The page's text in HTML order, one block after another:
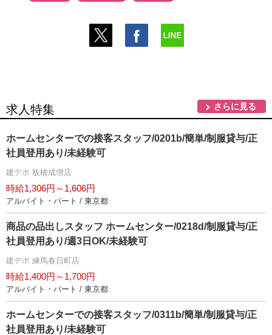
求人特集 さらに見る
ホームセンターでの接客スタッフ/0201b/簡単/制服貸与/正
社員登用あり/未経験可
建デポ 板橋成増店
時給1,306円～1,606円
アルバイト・パート / 東京都
商品の品出しスタッフ ホームセンター/0218d/制服貸与/正
社員登用あり/週3日OK/未経験可
建デポ 練馬春日町店
時給1,400円～1,700円
アルバイト・パート / 東京都
ホームセンターでの接客スタッフ/0311b/簡単/制服貸与/正
社員登用あり/未経験可